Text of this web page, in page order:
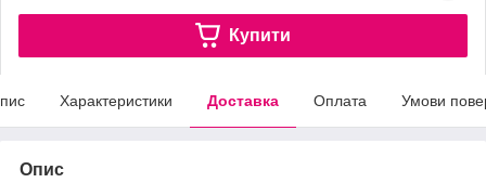
Купити
Характеристики Доставка Оплата Умови
Опис